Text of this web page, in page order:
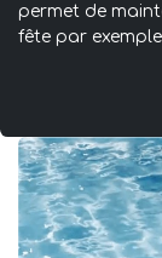
permet de
fête par